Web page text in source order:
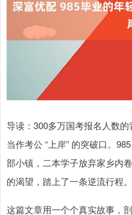
导读：300多万国考报名人数
当作考公 “上岸” 的突破口。
部小镇，二本学子放弃家乡内
的渴望，踏上了一条逆流行程。
这篇文章用一个个真实故事，